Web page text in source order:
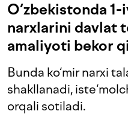
O‘zbekistonda 1-
narxlarini davlat
amaliyoti bekor
Bunda ko‘mir narxi
shakllanadi,
orqali sotiladi.